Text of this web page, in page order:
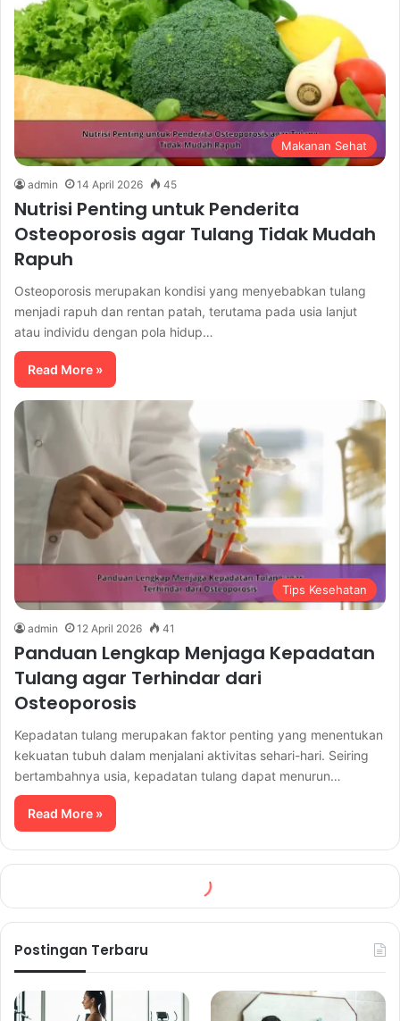
Makanan Sehat
admin 14 April 2026 45
Nutrisi Penting untuk Penderita
Osteoporosis agar Tulang Tidak Mudah
Rapuh
Osteoporosis merupakan kondisi yang menyebabkan tulang
menjadi rapuh dan rentan patah, terutama pada usia lanjut
atau individu dengan pola hidup…
Read More »
Tips Kesehatan
admin 12 April 2026 41
Panduan Lengkap Menjaga Kepadatan
Tulang agar Terhindar dari
Osteoporosis
Kepadatan tulang merupakan faktor penting yang menentukan
kekuatan tubuh dalam menjalani aktivitas sehari-hari. Seiring
bertambahnya usia, kepadatan tulang dapat menurun…
Read More »
Postingan Terbaru